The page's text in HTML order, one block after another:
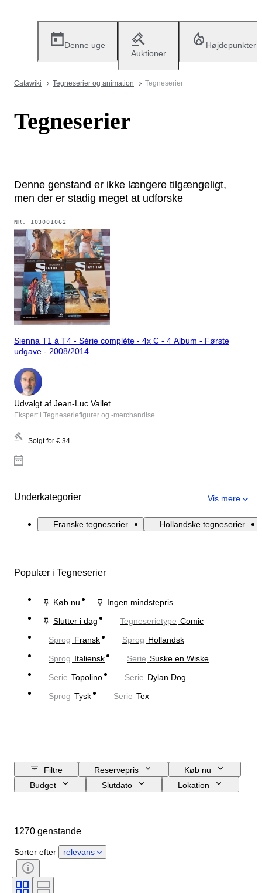
Denne uge
Auktioner
Højdepunkter
Catawiki Tegneserier og animation Tegneserier
Tegneserier
Denne genstand er ikke længere tilgængeligt,
men der er stadig meget at udforske
NR. 103001062
Sienna T1 à T4 - Série complète - 4x C - 4 Album - Første
udgave - 2008/2014
Udvalgt af Jean-Luc Vallet
Ekspert i Tegneseriefigurer og -merchandise
Solgt for € 34
Underkategorier Vis mere
Franske tegneserier Hollandske tegneserier
Populær i Tegneserier
Køb nu
Ingen mindstepris
Slutter i dag
Tegneserietype Comic
Sprog Fransk Sprog Hollandsk
Sprog Italiensk Serie Suske en Wiske
Serie Topolino Serie Dylan Dog
Sprog Tysk Serie Tex
Filtre Reservepris
Køb nu
Budget
Slutdato
Lokation
Ekstra tilbehør
Stil
Signatur
Sprog
1270 genstande
Sorter efter relevans